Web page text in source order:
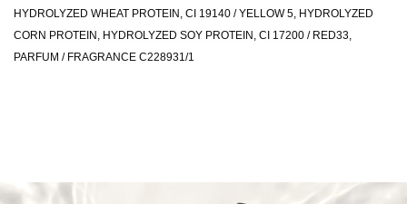
HYDROLYZED WHEAT PROTEIN, CI 19140 / YELLOW 5, HYDROLYZED
CORN PROTEIN, HYDROLYZED SOY PROTEIN, CI 17200 / RED33,
PARFUM / FRAGRANCE C228931/1